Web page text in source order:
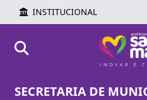
INSTITUCIONAL
SECRETARIA DE